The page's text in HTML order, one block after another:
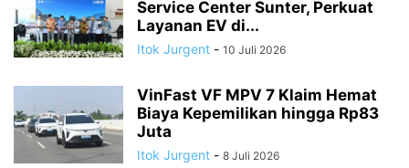
Service Center Sunter, Perkuat
Layanan EV di...
Itok Jurgent - 10 Juli 2026
VinFast VF MPV 7 Klaim Hemat
Biaya Kepemilikan hingga Rp83
Juta
Itok Jurgent - 8 Juli 2026